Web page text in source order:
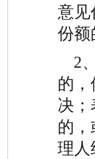
意见
份额
的
决
的
理人